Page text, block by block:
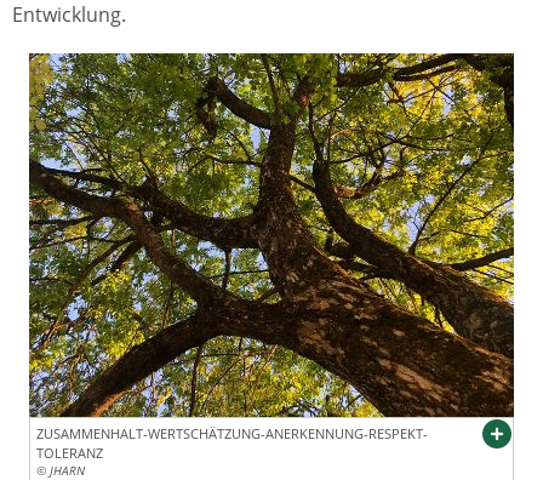
Entwicklung.
ZUSAMMENHALT-WERTSCHÄTZUNG-ANERKENNUNG-RESPEKT-
TOLERANZ
© JHARN